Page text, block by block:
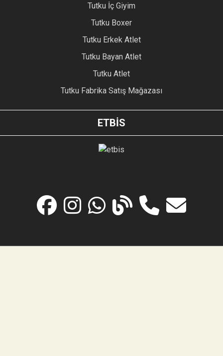
Tutku İç Giyim
Tutku Boxer
Tutku Erkek Atlet
Tutku Bayan Atlet
Tutku Atlet
Tutku Fabrika Satış Mağazası
ETBİS